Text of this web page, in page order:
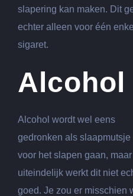
slapering kan maken. Dit
echter alleen voor één
sigaret.
Alcohol
Alcohol wordt wel eens
gedronken als slaapmutsje
voor het slapen gaan, maar
uiteindelijk werkt dit niet
goed. Je zou er misschien